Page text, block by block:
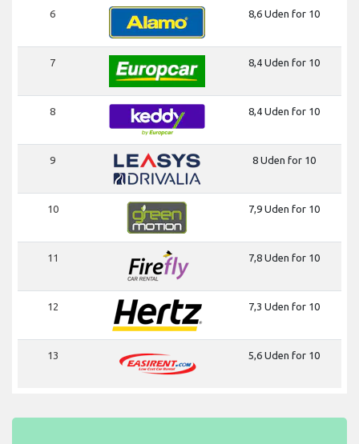
6 8,6 Uden for 10
7 8,4 Uden for 10
8 8,4 Uden for 10
9 8 Uden for 10
10 7,9 Uden for 10
11 7,8 Uden for 10
12 7,3 Uden for 10
13 5,6 Uden for 10